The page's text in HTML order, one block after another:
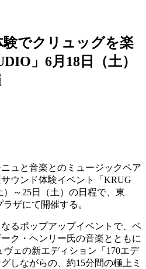
でクリュッグを楽
」6月18日（土）
ュと音楽とのミュージックペア
ウンド体験イベント「KRUG
～25日（土）の日程で、東
ザにて開催する。
るポップアップイベントで、ベ
ク・ヘンリー氏の音楽とともに
ェの新エディション「170エデ
しながらの、約15分間の極上ミ